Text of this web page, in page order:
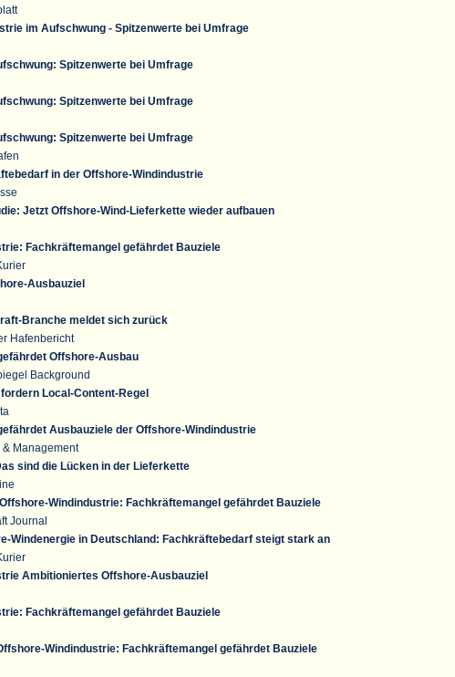
im Aufschwung - Spitzenwerte bei Umfrage
Spitzenwerte bei Umfrage
Spitzenwerte bei Umfrage
Spitzenwerte bei Umfrage
in der Offshore-Windindustrie
Jetzt Offshore-Wind-Lieferkette wieder aufbauen
Fachkräftemangel gefährdet Bauziele
Ausbauziel
Branche meldet sich zurück
Hafenbericht
Offshore-Ausbau
Background
Local-Content-Regel
Ausbauziele der Offshore-Windindustrie
& Management
sind die Lücken in der Lieferkette
Windindustrie: Fachkräftemangel gefährdet Bauziele
Journal
Windenergie in Deutschland: Fachkräftebedarf steigt stark an
Ambitioniertes Offshore-Ausbauziel
Fachkräftemangel gefährdet Bauziele
Windindustrie: Fachkräftemangel gefährdet Bauziele